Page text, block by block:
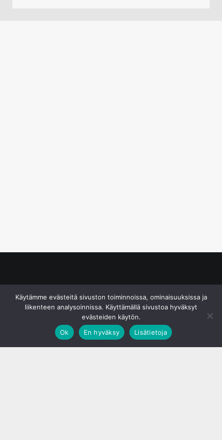
Käytämme evästeitä sivuston toiminnoissa, ominaisuuksissa ja
liikenteen analysoinnissa. Käyttämällä sivustoa hyväksyt
evästeiden käytön.
Ok
En hyväksy Lisätietoja